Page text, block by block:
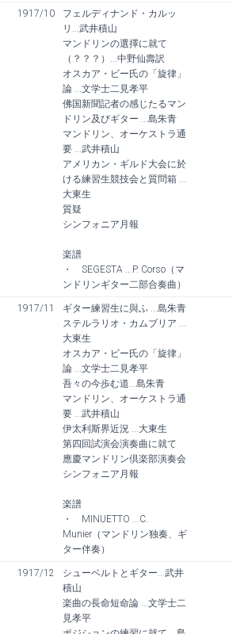
1917/10
フェルディナンド・カルッ
リ...武井積山
マンドリンの選擇に就て
（？？？）...中野仙壽訳
オスカア・ビー氏の「旋律」
論 ...文学士二見孝平
佛国新聞記者の感じたるマン
ドリン及びギター ...島朱青
マンドリン、オーケストラ通
要 ...武井積山
アメリカン・ギルド大会に於
ける練習生競技会と質問箱 ...
大東生
質疑
シンフォニア月報
楽譜
・ SEGESTA ...P. Corso（マ
ンドリンギター二部合奏曲）
1917/11
ギター練習生に與ふ ...島朱青
ステルラリオ・カムブリア ...
大東生
オスカア・ビー氏の「旋律」
論 ...文学士二見孝平
吾々の今歩む道...島朱青
マンドリン、オーケストラ通
要 ...武井積山
伊太利斯界近況 ...大東生
第四回試演会演奏曲に就て
應慶マンドリン倶楽部演奏会
シンフォニア月報
楽譜
・ MINUETTO ...C.
Munier（マンドリン独奏、ギ
ター伴奏）
1917/12
シューベルトとギター...武井
積山
楽曲の長命短命論 ...文学士二
見孝平